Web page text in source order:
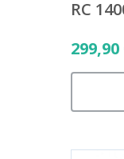
RC
299,90